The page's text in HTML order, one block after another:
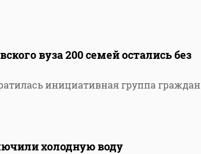
вуза 200 семей остались без
инициативная группа граждан
холодную воду